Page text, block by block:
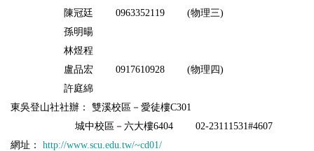
陳冠廷 0963352119 (物理三)
孫明暘
林煜程
盧品宏 0917610928 (物理四)
許庭綿
東吳登山社社辦：
雙溪校區－愛徒樓C301
城中校區－六大樓6404 02-23111531#4607
網址：
http://www.scu.edu.tw/~cd01/